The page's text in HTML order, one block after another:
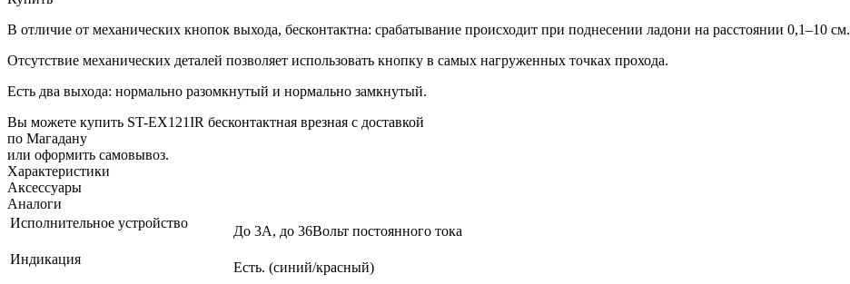
В отличие от механических кнопок выхода, бесконтактна: срабатывание происходит при поднесении ладони на расстоянии 0,1–10 см.
Отсутствие механических деталей позволяет использовать кнопку в самых нагруженных точках прохода.
Есть два выхода: нормально разомкнутый и нормально замкнутый.
Вы можете купить ST-EX121IR бесконтактная врезная с доставкой
по Магадану
или оформить самовывоз.
Характеристики
Аксессуары
Аналоги
Исполнительное устройство
До 3А, до 36Вольт постоянного тока
Индикация
Есть. (синий/красный)